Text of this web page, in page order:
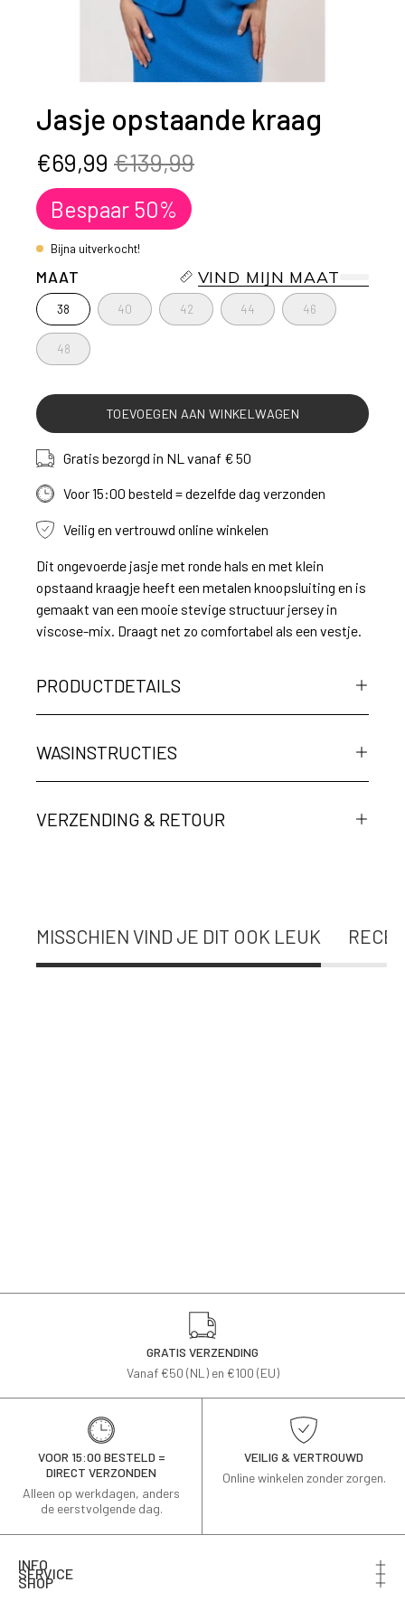
Jasje opstaande kraag
€69,99 €139,99
Bespaar 50%
Bijna uitverkocht!
MAAT VIND MIJN MAAT
38 40 42 44 46
48
TOEVOEGEN AAN WINKELWAGEN
Gratis bezorgd in NL vanaf € 50
Voor 15:00 besteld = dezelfde dag verzonden
Veilig en vertrouwd online winkelen
Dit ongevoerde jasje met ronde hals en met klein
opstaand kraagje heeft een metalen knoopsluiting en is
gemaakt van een mooie stevige structuur jersey in
viscose-mix. Draagt net zo comfortabel als een vestje.
PRODUCTDETAILS
WASINSTRUCTIES
VERZENDING & RETOUR
MISSCHIEN VIND JE DIT OOK LEUK
GRATIS VERZENDING
Vanaf €50 (NL) en €100 (EU)
VOOR 15:00 BESTELD =
DIRECT VERZONDEN
Alleen op werkdagen, anders
de eerstvolgende dag.
VEILIG & VERTROUWD
Online winkelen zonder zorgen.
INFO
SERVICE
SHOP